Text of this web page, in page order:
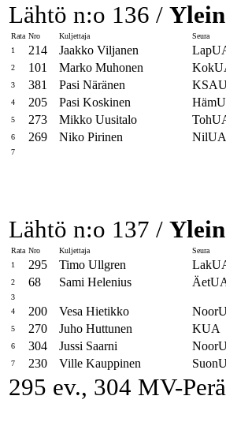
Lähtö n:o 136 /
Rata Nro Kuljettaja Seura
1
214 Jaakko Viljanen
2 101 Marko Muhonen
3 381 Pasi Näränen
4 205 Pasi Koskinen
5 273 Mikko Uusitalo
6 269 Niko Pirinen NilUA
7
Lähtö n:o 137 /
Rata Nro Kuljettaja Seura
1
295 Timo Ullgren
2 68 Sami Helenius
3
4
200 Vesa Hietikko
5 270 Juho Huttunen KUA
6 304 Jussi Saarni
7 230 Ville Kauppinen
295 ev., 304 MV-